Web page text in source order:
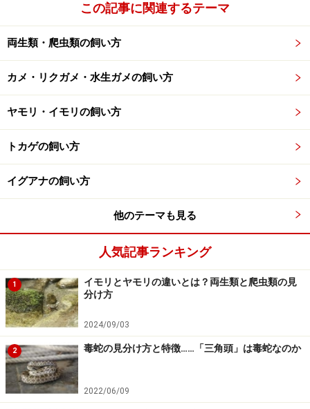
＜おすすめINDEX＞
水生ガメのコミュニティサイト
Terra Herps.では図鑑作りへのあなたの参加を待っていま
自分の持っているキバラハコヨコクビガメに関する
みなさんが提供した情報や意見を読みたい！
ココをクリック！
※記事内容は執筆時点のものです。最新の内容をご確認くださ
い。
※ペットは、種類や体格（体重、サイズ、成長）などにより個体
差があります。記事内容は全ての個体へ一様に当てはまるわけで
はありません。
【編集部おすすめの購入サイト】
Amazonで人気のペット用品をチェック！
この記事に関連するテーマ
両生類・爬虫類の飼い方
カメ・リクガメ・水生ガメの飼い方
ヤモリ・イモリの飼い方
トカゲの飼い方
イグアナの飼い方
他のテーマも見る
人気記事ランキング
1
イモリとヤモリの違いとは？両生類と爬虫類の見
分け方
2024/09/03
2 毒蛇の見分け方と特徴……「三角頭」は毒蛇なのか
2022/06/09